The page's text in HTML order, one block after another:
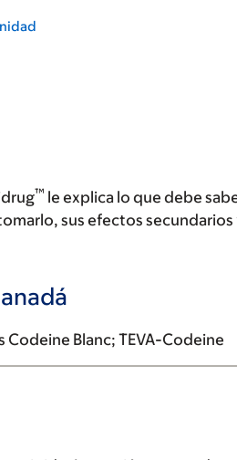
™ le explica lo que debe
sus efectos
Blanc; TEVA-Codeine